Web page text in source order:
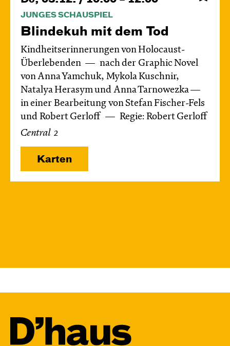
JUNGES SCHAUSPIEL
Blinde­kuh mit dem Tod
Kindheitserinnerungen von Holocaust-
Überlebenden
nach der Graphic Novel
von Anna Yamchuk, Mykola Kuschnir,
Natalya Herasym und Anna Tarnowezka —
in einer Bearbeitung von Stefan Fischer-Fels
und Robert Gerloff
Regie: Robert Gerloff
Central 2
Karten